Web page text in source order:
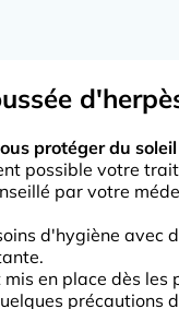
protéger du soleil
possible votre
par votre
d'hygiène avec
en place dès les
précautions